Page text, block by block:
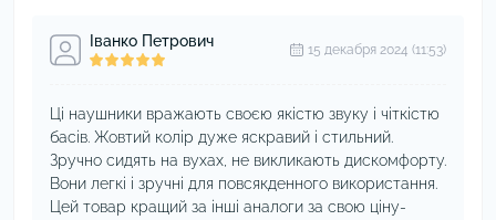
Іванко Петрович 15 декабря 2024 (11:53)
Ці наушники вражають своєю якістю звуку і чіткістю
басів. Жовтий колір дуже яскравий і стильний.
Зручно сидять на вухах, не викликають дискомфорту.
Вони легкі і зручні для повсякденного використання.
Цей товар кращий за інші аналоги за свою ціну-